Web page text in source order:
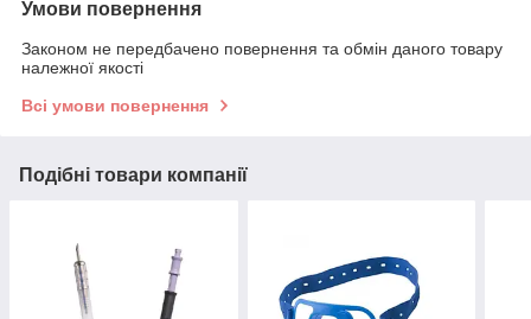
Умови повернення
Законом не передбачено повернення та обмін даного товару
належної якості
Всі умови повернення
Подібні товари компанії